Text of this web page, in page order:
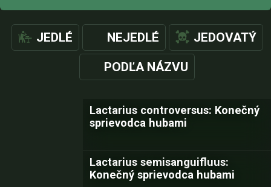
JEDLÉ NEJEDLÉ JEDOVATÝ
PODĽA NÁZVU
Lactarius controversus: Konečný
sprievodca hubami
Lactarius semisanguifluus:
Konečný sprievodca hubami